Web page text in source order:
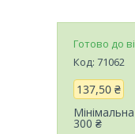
Готово до
Код: 71062
137,50 ₴
300 ₴